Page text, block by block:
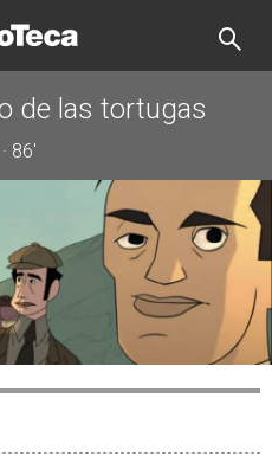
de las tortugas
86'